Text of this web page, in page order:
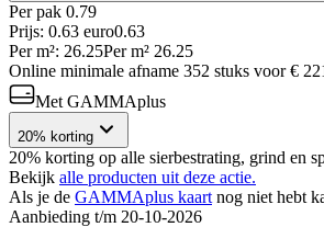
Per pak 0.79
Prijs: 0.63 euro0.63
Per m²: 26.25Per m² 26.25
Online minimale afname 352 stuks voor€
Met GAMMAplus
20% korting
20% korting op alle sierbestrating, grind en
Bekijk alle producten uit deze actie.
Als je de GAMMAplus kaart nog niet hebt
Aanbieding t/m 20-10-2026